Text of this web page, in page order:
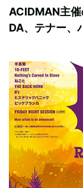
ACIDMAN主催
DA、テナー、